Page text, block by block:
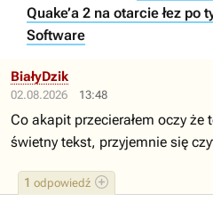
Quake’a 2 na otarcie łez po
Software
02.08.2026 13:48
1 odpowiedź
BiałyDzik
Co akapit przecierałem oczy że
świetny tekst, przyjemnie się